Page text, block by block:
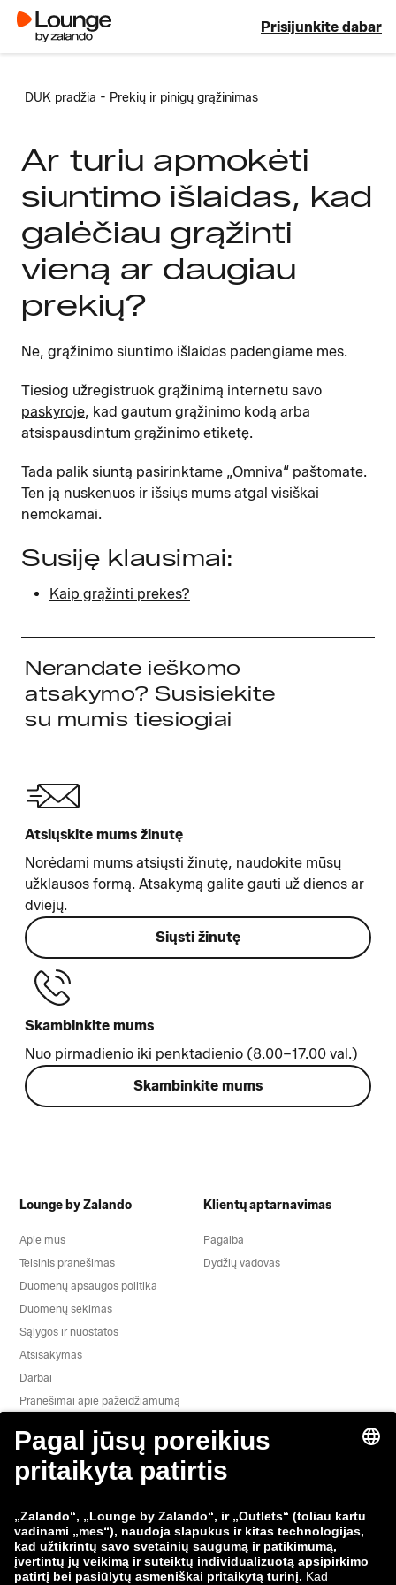
Prisijunkite dabar
DUK pradžia - Prekių ir pinigų grąžinimas
Ar turiu apmokėti
siuntimo išlaidas, kad
galėčiau grąžinti
vieną ar daugiau
prekių?
Ne, grąžinimo siuntimo išlaidas padengiame mes.
Tiesiog užregistruok grąžinimą internetu savo
paskyroje, kad gautum grąžinimo kodą arba
atsispausdintum grąžinimo etiketę.
Tada palik siuntą pasirinktame „Omniva“ paštomate.
Ten ją nuskenuos ir išsiųs mums atgal visiškai
nemokamai.
Susiję klausimai:
Kaip grąžinti prekes?
Nerandate ieškomo
atsakymo? Susisiekite
su mumis tiesiogiai
Atsiųskite mums žinutę
Norėdami mums atsiųsti žinutę, naudokite mūsų
užklausos formą. Atsakymą galite gauti už dienos ar
dviejų.
Siųsti žinutę
Skambinkite mums
Nuo pirmadienio iki penktadienio (8.00–17.00 val.)
Skambinkite mums
Lounge by Zalando
Apie mus
Teisinis pranešimas
Duomenų apsaugos politika
Duomenų sekimas
Sąlygos ir nuostatos
Atsisakymas
Darbai
Pranešimai apie pažeidžiamumą
Klientų aptarnavimas
Pagalba
Dydžių vadovas
„Zalando“ grupė
ABOUT YOU
Mokėjimo būdai